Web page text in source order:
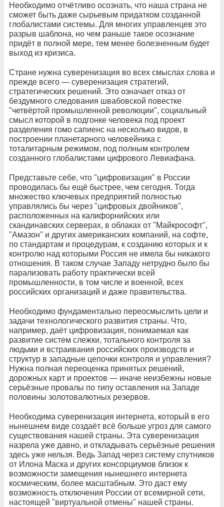
Необходимо отчётливо осознать, что наша страна не
сможет быть даже сырьевым придатком созданной
глобалистами системы. Для многих управленцев это
разрыв шаблона, но чем раньше такое осознание
придёт в полной мере, тем менее болезненным будет
выход из кризиса.
Стране нужна суверенизация во всех смыслах слова и
прежде всего — суверенизация стратегий,
стратегических решений. Это означает отказ от
бездумного следования швабовской повестке
"четвёртой промышленной революции", социальный
смысл которой в подгонке человека под проект
разделения гомо сапиенс на несколько видов, в
построении планетарного человейника с
тоталитарным режимом, под полным контролем
созданного глобалистами цифрового Левиафана.
Представьте себе, что "цифровизация" в России
проводилась бы ещё быстрее, чем сегодня. Тогда
множество ключевых предприятий полностью
управлялись бы через "цифровых двойников",
расположенных на калифорнийских или
скандинавских серверах, в облаках от "Майкрософт",
"Амазон" и других американских компаний, на софте,
по стандартам и процедурам, к созданию которых и к
контролю над которыми Россия не имела бы никакого
отношения. В таком случае Западу нетрудно было бы
парализовать работу практически всей
промышленности, в том числе и военной, всех
российских организаций и даже правительства.
Необходимо фундаментально переосмыслить цели и
задачи технологического развития страны. Что,
например, даёт цифровизация, понимаемая как
развитие систем слежки, тотального контроля за
людьми и встраивания российских производств и
структур в западные цепочки контроля и управления?
Нужна полная переоценка принятых решений,
дорожных карт и проектов — иначе неизбежны новые
серьёзные провалы по типу оставления на Западе
половины золотовалютных резервов.
Необходима суверенизация интернета, который в его
нынешнем виде создаёт всё больше угроз для самого
существования нашей страны. Эта суверенизация
назрела уже давно, и откладывать серьёзные решения
здесь уже нельзя. Ведь Запад через систему спутников
от Илона Маска и других консорциумов близок к
возможности замещения нынешнего интернета
космическим, более масштабным. Это даст ему
возможность отключения России от всемирной сети,
настоящей "виртуальной отмены" нашей страны.